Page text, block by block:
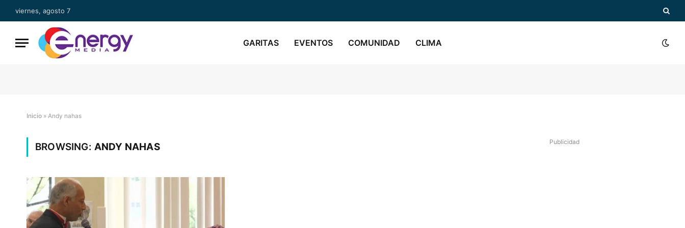
viernes, agosto 7
GARITAS EVENTOS COMUNIDAD CLIMA
Inicio » Andy nahas
BROWSING: ANDY NAHAS Publicidad